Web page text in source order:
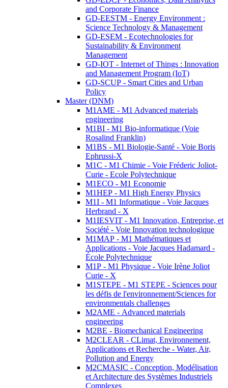
and Corporate Finance
GD-EESTM - Energy Environment :
Science Technology & Management
GD-ESEM - Ecotechnologies for
Sustainability & Environment
Management
GD-IOT - Internet of Things : Innovation
and Management Program (IoT)
GD-SCUP - Smart Cities and Urban
Policy
Master (DNM)
M1AME - M1 Advanced materials
engineering
M1BI - M1 Bio-informatique (Voie
Rosalind Franklin)
M1BS - M1 Biologie-Santé - Voie Boris
Ephrussi-X
M1C - M1 Chimie - Voie Fréderic Joliot-
Curie - Ecole Polytechnique
M1ECO - M1 Economie
M1HEP - M1 High Energy Physics
M1I - M1 Informatique - Voie Jacques
Herbrand - X
M1IESVIT - M1 Innovation, Entreprise, et
Société - Voie Innovation technologique
M1MAP - M1 Mathématiques et
Applications - Voie Jacques Hadamard -
École Polytechnique
M1P - M1 Physique - Voie Irène Joliot
Curie - X
M1STEPE - M1 STEPE - Sciences pour
les défis de l'environnement/Sciences for
environmentals challenges
M2AME - Advanced materials
engineering
M2BE - Biomechanical Engineering
M2CLEAR - CLimat, Environnement,
Applications et Recherche - Water, Air,
Pollution and Energy
M2CMASIC - Conception, Modélisation
et Architecture des Systèmes Industriels
Complexes